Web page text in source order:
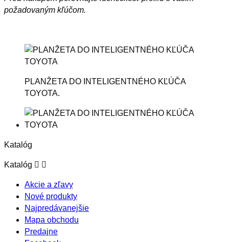
požadovaným kľúčom.
PLANŽETA DO INTELIGENTNÉHO KĽÚČA
TOYOTA.
Katalóg
Katalóg  
Akcie a zľavy
Nové produkty
Najpredávanejšie
Mapa obchodu
Predajne